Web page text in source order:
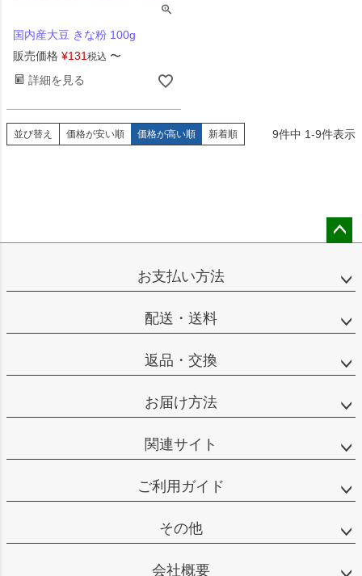
国内産大豆 きな粉 100g
販売価格 ¥131税込 〜
詳細を見る
並び替え 価格が安い順 価格が高い順 新着順 9件中 1-9件表示
ップ
お支払い方法
配送・送料
返品・交換
お届け方法
関連サイト
ご利用ガイド
その他
会社概要